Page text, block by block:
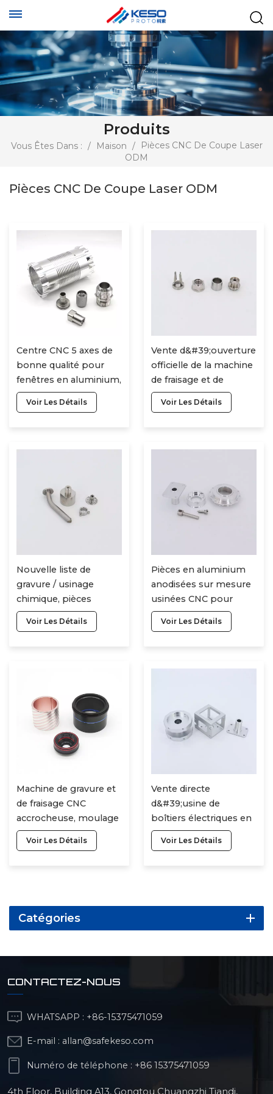
Produits
Vous Êtes Dans : / Maison /
Pièces CNC De Coupe Laser
ODM
Pièces CNC De Coupe Laser ODM
Centre CNC 5 axes de
bonne qualité pour
fenêtres en aluminium,
pièces de machine de
tour CNC bon marché
Voir Les Détails
Vente d&#39;ouverture
officielle de la machine
de fraisage et de
gravure de routeur
CNC de moulage par
Voir Les Détails
Nouvelle liste de
gravure / usinage
chimique, pièces
d&#39;usinage CNC en
aluminium bon
Voir Les Détails
Pièces en aluminium
anodisées sur mesure
usinées CNC pour
appareils
électroménagers de
Voir Les Détails
Machine de gravure et
de fraisage CNC
accrocheuse, moulage
par injection plastique
bon marché
Voir Les Détails
Vente directe
d&#39;usine de
boîtiers électriques en
acier inoxydable, pièces
d&#39;usinage CNC
Voir Les Détails
Catégories
CONTACTEZ-NOUS
WHATSAPP : +86-15375471059
E-mail : allan@safekeso.com
Numéro de téléphone : +86 15375471059
4th Floor, Building A13, Gongtou Chuangzhi Tiandi,